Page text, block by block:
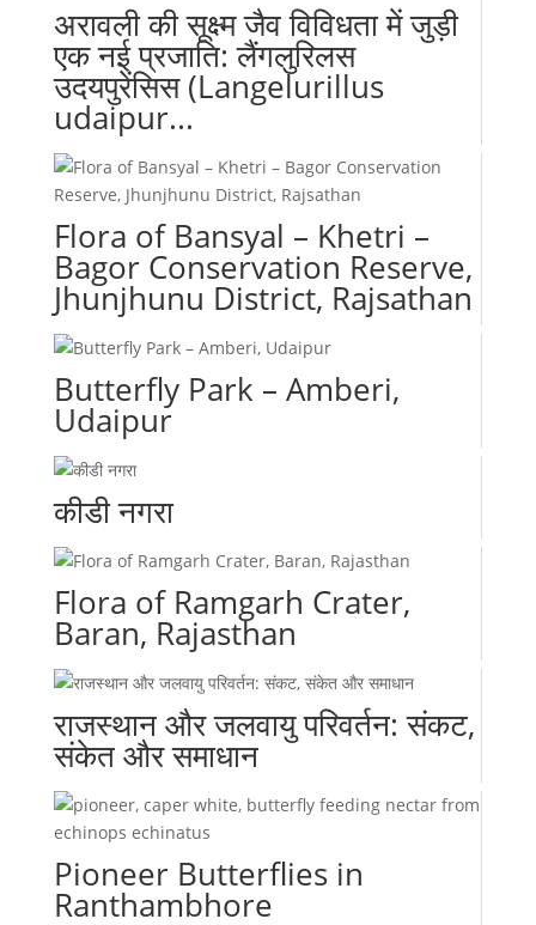
अरावली की सूक्ष्म जैव विविधता में जुड़ी
एक नई प्रजाति: लैंगलुरिलस
उदयपुरेंसिस (Langelurillus
udaipur...
Flora of Bansyal – Khetri –
Bagor Conservation Reserve,
Jhunjhunu District, Rajsathan
Butterfly Park – Amberi,
Udaipur
कीडी नगरा
Flora of Ramgarh Crater,
Baran, Rajasthan
राजस्थान और जलवायु परिवर्तन: संकट,
संकेत और समाधान
Pioneer Butterflies in
Ranthambhore